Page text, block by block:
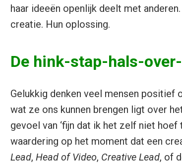
haar ideeën openlijk deelt met
creatie. Hun oplossing.
De hink-stap-hals-
Gelukkig denken veel mensen positief
wat ze ons kunnen brengen ligt over
gevoel van ‘fijn dat ik het zelf niet
waardering op het moment dat een
Lead, Head of Video, Creative Lead, of